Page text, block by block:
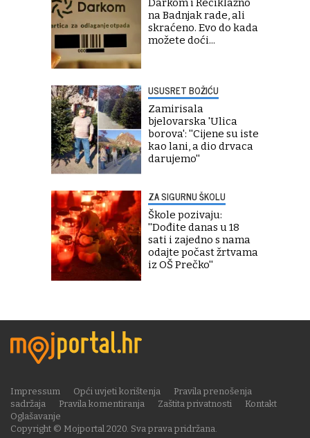
na Badnjak rade, ali
skraćeno. Evo do kada
možete doći...
USUSRET BOŽIĆU
Zamirisala
bjelovarska 'Ulica
borova': ''Cijene su iste
kao lani, a dio drvaca
darujemo''
ZA SIGURNU ŠKOLU
Škole pozivaju:
''Dođite danas u 18
sati i zajedno s nama
odajte počast žrtvama
iz OŠ Prečko''
Copyright © Mojportal 2020. Sva prava pridržana.
Impressum Opći uvjeti korištenja
Pravila prenošenja
sadržaja
Pravila komentiranja Zaštita privatnosti
Kontakt
Oglašavanje